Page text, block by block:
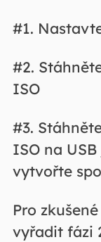
#1.
#2.
ISO
#3.
ISO na
vytvořte
Pro
vyřadit fázi